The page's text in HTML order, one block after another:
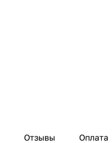
Отзывы Оплата